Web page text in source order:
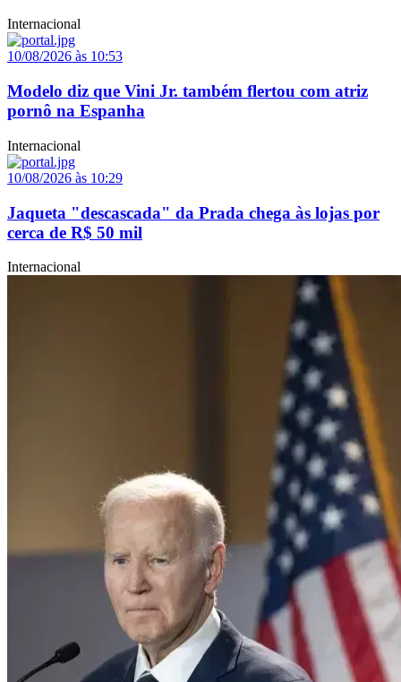
Internacional
10/08/2026 às 10:53
Modelo diz que Vini Jr. também flertou com atriz
pornô na Espanha
Internacional
10/08/2026 às 10:29
Jaqueta "descascada" da Prada chega às lojas por
cerca de R$ 50 mil
Internacional